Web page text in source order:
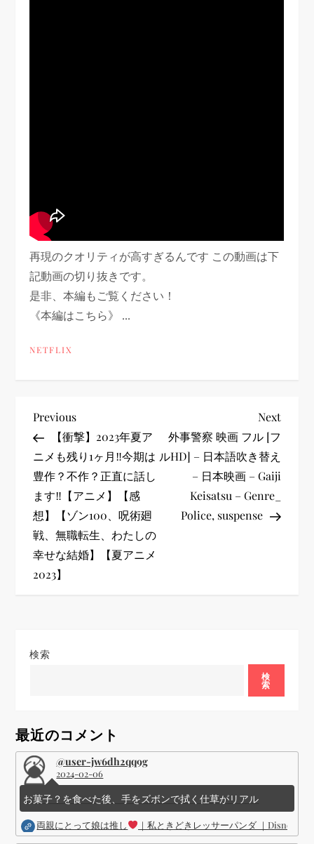
再現のクオリティが高すぎるんです この動画は下
記動画の切り抜きです。
是非、本編もご覧ください！
《本編はこちら》 ...
NETFLIX
投
稿
ナ
ビ
ゲ
ー
ョ
Previous
Post
Previous
【衝撃】2023年夏ア
ニメも残り1ヶ月‼︎今期は
豊作？不作？正直に話し
ます‼︎【アニメ】【感
想】【ゾン100、呪術廻
戦、無職転生、わたしの
幸せな結婚】【夏アニメ
2023】
Next
Next
外事警察 映画 フル [フ
ルHD] – 日本語吹き替え
– 日本映画 – Gaiji
Keisatsu – Genre_
Police, suspense
検索
検
索
最近のコメント
@user-jw6dh2qq9g
2024-02-06
お菓子？を食べた後、手をズボンで拭く仕草がリアル
両親にとって娘は推し ｜私ときどきレッサーパンダ ｜Disney (